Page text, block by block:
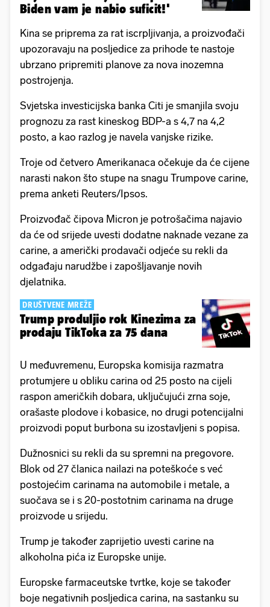
Biden vam je nabio suficit!'
Kina se priprema za rat iscrpljivanja, a proizvođači
upozoravaju na posljedice za prihode te nastoje
ubrzano pripremiti planove za nova inozemna
postrojenja.
Svjetska investicijska banka Citi je smanjila svoju
prognozu za rast kineskog BDP-a s 4,7 na 4,2
posto, a kao razlog je navela vanjske rizike.
Troje od četvero Amerikanaca očekuje da će cijene
narasti nakon što stupe na snagu Trumpove carine,
prema anketi Reuters/Ipsos.
Proizvođač čipova Micron je potrošačima najavio
da će od srijede uvesti dodatne naknade vezane za
carine, a američki prodavači odjeće su rekli da
odgađaju narudžbe i zapošljavanje novih
djelatnika.
DRUŠTVENE MREŽE
Trump produljio rok Kinezima za
prodaju TikToka za 75 dana
U međuvremenu, Europska komisija razmatra
protumjere u obliku carina od 25 posto na cijeli
raspon američkih dobara, uključujući zrna soje,
orašaste plodove i kobasice, no drugi potencijalni
proizvodi poput burbona su izostavljeni s popisa.
Dužnosnici su rekli da su spremni na pregovore.
Blok od 27 članica nailazi na poteškoće s već
postojećim carinama na automobile i metale, a
suočava se i s 20-postotnim carinama na druge
proizvode u srijedu.
Trump je također zaprijetio uvesti carine na
alkoholna pića iz Europske unije.
Europske farmaceutske tvrtke, koje se također
boje negativnih posljedica carina, na sastanku su